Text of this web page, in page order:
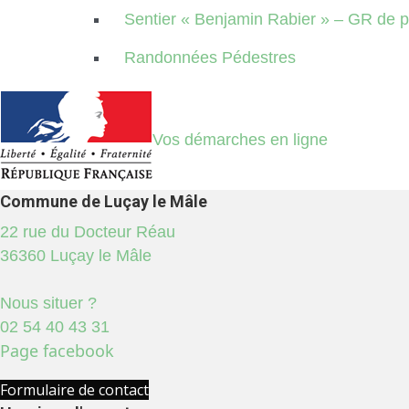
Sentier « Benjamin Rabier » – GR de
Randonnées Pédestres
Vos démarches en ligne
Commune de Luçay le Mâle
22 rue du Docteur Réau
36360 Luçay le Mâle
Nous situer ?
02 54 40 43 31
Page facebook
Formulaire de contact